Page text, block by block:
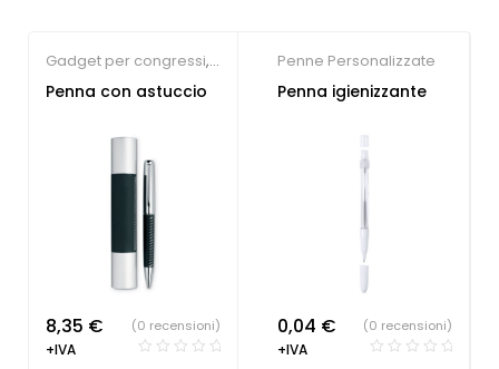
Gadget per congressi,
Penne Personalizzate
Penna con astuccio
8,35 €
+IVA
(0 recensioni)
Penne Personalizzate
Penna igienizzante
0,04 €
+IVA
(0 recensioni)